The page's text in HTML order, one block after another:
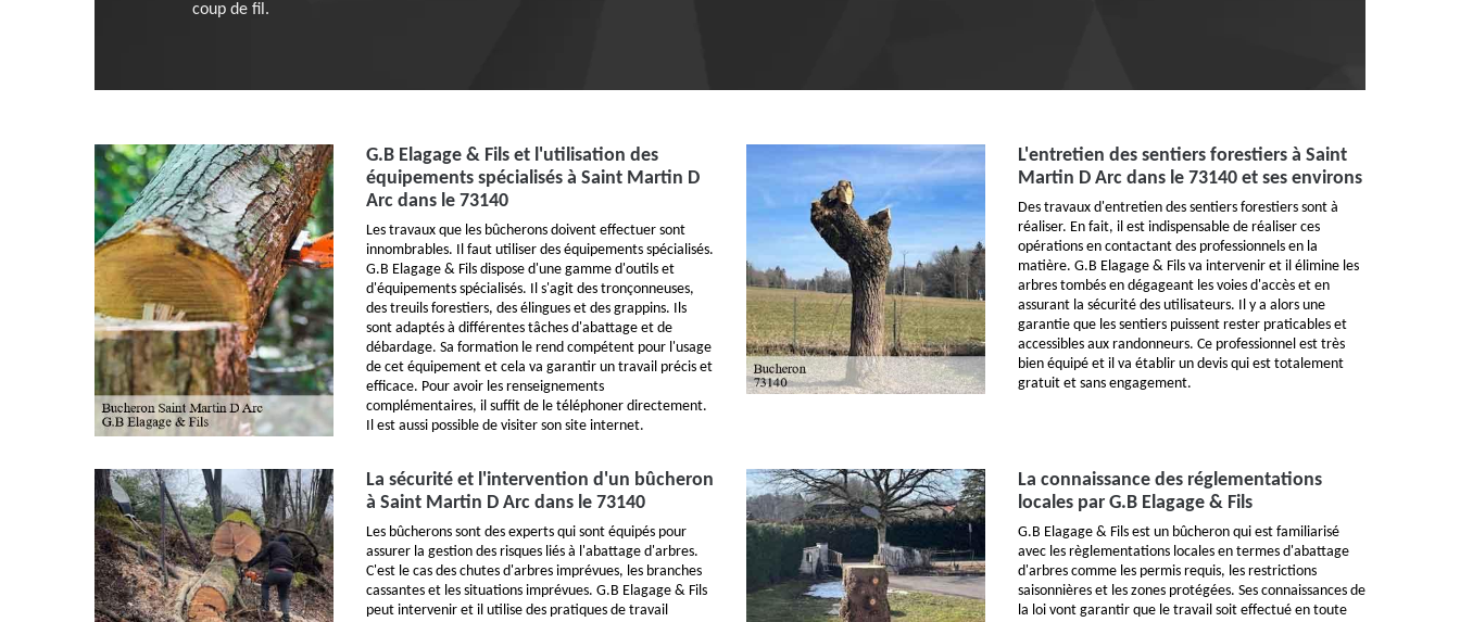
coup de fil.
G.B Elagage & Fils et l'utilisation des
équipements spécialisés à Saint Martin D
Arc dans le 73140
Les travaux que les bûcherons doivent effectuer sont
innombrables. Il faut utiliser des équipements spécialisés.
G.B Elagage & Fils dispose d'une gamme d'outils et
d'équipements spécialisés. Il s'agit des tronçonneuses,
des treuils forestiers, des élingues et des grappins. Ils
sont adaptés à différentes tâches d'abattage et de
débardage. Sa formation le rend compétent pour l'usage
de cet équipement et cela va garantir un travail précis et
efficace. Pour avoir les renseignements
complémentaires, il suffit de le téléphoner directement.
Il est aussi possible de visiter son site internet.
L'entretien des sentiers forestiers à Saint
Martin D Arc dans le 73140 et ses environs
Des travaux d'entretien des sentiers forestiers sont à
réaliser. En fait, il est indispensable de réaliser ces
opérations en contactant des professionnels en la
matière. G.B Elagage & Fils va intervenir et il élimine les
arbres tombés en dégageant les voies d'accès et en
assurant la sécurité des utilisateurs. Il y a alors une
garantie que les sentiers puissent rester praticables et
accessibles aux randonneurs. Ce professionnel est très
bien équipé et il va établir un devis qui est totalement
gratuit et sans engagement.
La sécurité et l'intervention d'un bûcheron
à Saint Martin D Arc dans le 73140
Les bûcherons sont des experts qui sont équipés pour
assurer la gestion des risques liés à l'abattage d'arbres.
C'est le cas des chutes d'arbres imprévues, les branches
cassantes et les situations imprévues. G.B Elagage & Fils
peut intervenir et il utilise des pratiques de travail
La connaissance des réglementations
locales par G.B Elagage & Fils
G.B Elagage & Fils est un bûcheron qui est familiarisé
avec les règlementations locales en termes d'abattage
d'arbres comme les permis requis, les restrictions
saisonnières et les zones protégées. Ses connaissances de
la loi vont garantir que le travail soit effectué en toute